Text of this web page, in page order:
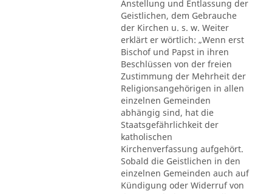
Anstellung und Entlassung der
Geistlichen, dem Gebrauche
der Kirchen u. s. w. Weiter
erklärt er wörtlich: „Wenn erst
Bischof und Papst in ihren
Beschlüssen von der freien
Zustimmung der Mehrheit der
Religionsangehörigen in allen
einzelnen Gemeinden
abhängig sind, hat die
Staatsgefährlichkeit der
katholischen
Kirchenverfassung aufgehört.
Sobald die Geistlichen in den
einzelnen Gemeinden auch auf
Kündigung oder Widerruf von